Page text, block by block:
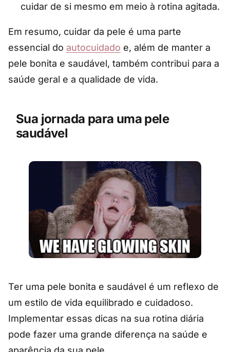
cuidar de si mesmo em meio à rotina agitada.
Em resumo, cuidar da pele é uma parte
essencial do autocuidado e, além de manter a
pele bonita e saudável, também contribui para a
saúde geral e a qualidade de vida.
Sua jornada para uma pele
saudável
Ter uma pele bonita e saudável é um reflexo de
um estilo de vida equilibrado e cuidadoso.
Implementar essas dicas na sua rotina diária
pode fazer uma grande diferença na saúde e